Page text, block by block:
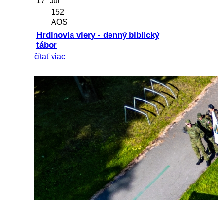
152
AOS
Hrdinovia viery - denný biblický
tábor
čítať viac